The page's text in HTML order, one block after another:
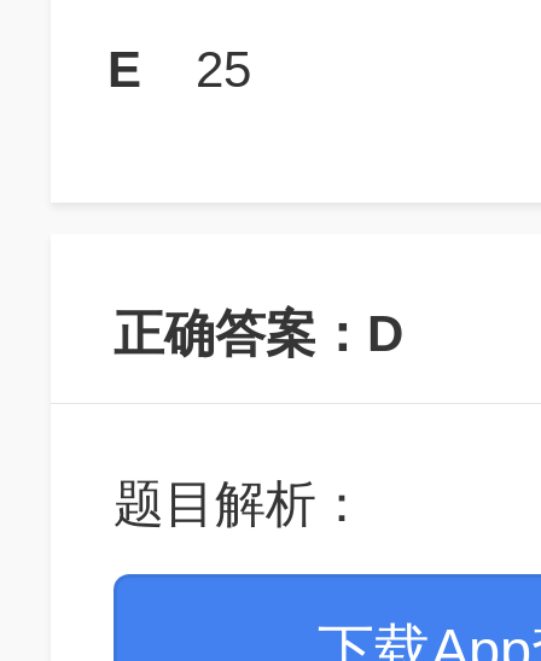
E 25
正确答案：D
题目解析：